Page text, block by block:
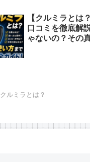
【クルミラとは
口コミを徹底解
ゃないの？その
クルミラとは？